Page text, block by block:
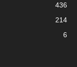
436
214
6